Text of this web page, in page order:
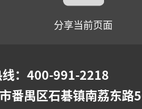
分享当前页面
：400-991-2218
番禺区石碁镇南荔东路